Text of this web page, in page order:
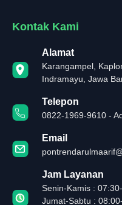
Kontak Kami
Alamat
Karangampel,
Indramayu, Jawa
Telepon
0822-1969-9610 -
Email
Jam Layanan
Senin-Kamis :
Jumat-Sabtu :